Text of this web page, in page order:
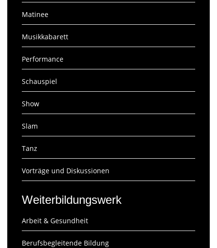
Matinee
Musikkabarett
Performance
Schauspiel
Show
Slam
Tanz
Vorträge und Diskussionen
Weiterbildungswerk
Arbeit & Gesundheit
Berufsbegleitende Bildung